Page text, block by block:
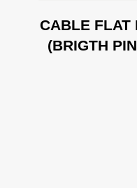
CABLE FLAT
(BRIGTH